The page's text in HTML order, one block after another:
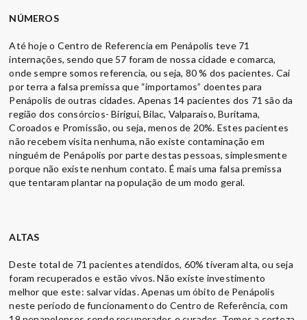
NÚMEROS
Até hoje o Centro de Referencia em Penápolis teve 71
internações, sendo que 57 foram de nossa cidade e comarca,
onde sempre somos referencia, ou seja, 80 % dos pacientes. Cai
por terra a falsa premissa que “importamos” doentes para
Penápolis de outras cidades. Apenas 14 pacientes dos 71 são da
região dos consórcios- Birigui, Bilac, Valparaiso, Buritama,
Coroados e Promissão, ou seja, menos de 20%. Estes pacientes
não recebem visita nenhuma, não existe contaminação em
ninguém de Penápolis por parte destas pessoas, simplesmente
porque não existe nenhum contato. É mais uma falsa premissa
que tentaram plantar na população de um modo geral.
ALTAS
Deste total de 71 pacientes atendidos, 60% tiveram alta, ou seja
foram recuperados e estão vivos. Não existe investimento
melhor que este: salvar vidas. Apenas um óbito de Penápolis
neste período de funcionamento do Centro de Referência, com